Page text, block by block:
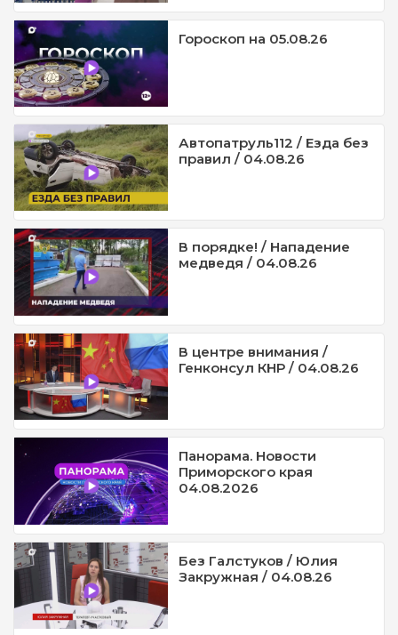
Гороскоп на 05.08.26
Автопатруль112 / Езда без
правил / 04.08.26
В порядке! / Нападение
медведя / 04.08.26
В центре внимания /
Генконсул КНР / 04.08.26
Панорама. Новости
Приморского края
04.08.2026
Без Галстуков / Юлия
Закружная / 04.08.26